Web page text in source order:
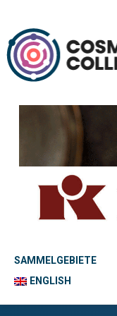
SAMMELGEBIETE
ENGLISH